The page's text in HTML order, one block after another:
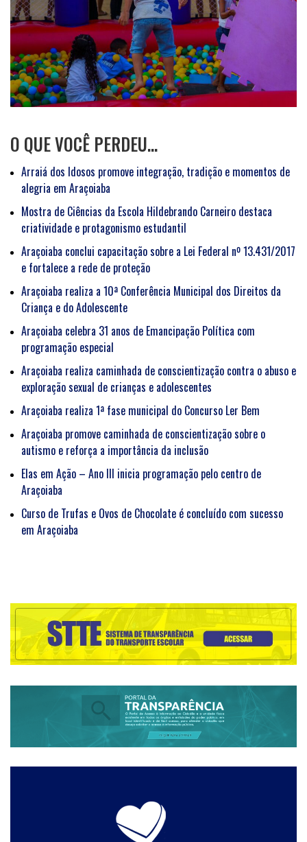
O QUE VOCÊ PERDEU…
Arraiá dos Idosos promove integração, tradição e momentos de
alegria em Araçoiaba
Mostra de Ciências da Escola Hildebrando Carneiro destaca
criatividade e protagonismo estudantil
Araçoiaba conclui capacitação sobre a Lei Federal nº 13.431/2017
e fortalece a rede de proteção
Araçoiaba realiza a 10ª Conferência Municipal dos Direitos da
Criança e do Adolescente
Araçoiaba celebra 31 anos de Emancipação Política com
programação especial
Araçoiaba realiza caminhada de conscientização contra o abuso e
exploração sexual de crianças e adolescentes
Araçoiaba realiza 1ª fase municipal do Concurso Ler Bem
Araçoiaba promove caminhada de conscientização sobre o
autismo e reforça a importância da inclusão
Elas em Ação – Ano III inicia programação pelo centro de
Araçoiaba
Curso de Trufas e Ovos de Chocolate é concluído com sucesso
em Araçoiaba